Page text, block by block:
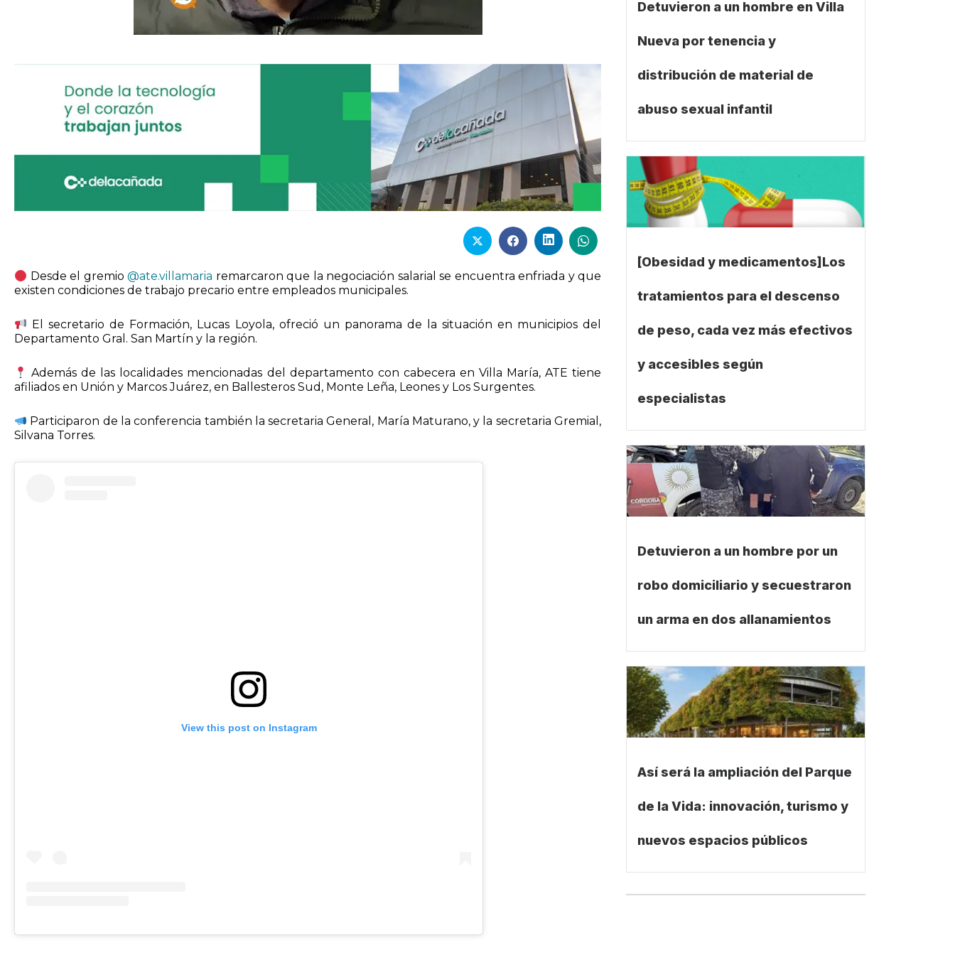
Desde el gremio@ate.villamaria remarcaron que la negociación salarial se encuentra enfriada y que
existen condiciones de trabajo precario entre empleados municipales.
El secretario de Formación, Lucas Loyola, ofreció un panorama de la situación en municipios del
Departamento Gral. San Martín y la región.
Además de las localidades mencionadas del departamento con cabecera en Villa María, ATE tiene
afiliados en Unión y Marcos Juárez, en Ballesteros Sud, Monte Leña, Leones y Los Surgentes.
Participaron de la conferencia también la secretaria General, María Maturano, y la secretaria Gremial,
Silvana Torres.
View this post on Instagram
Detuvieron a un hombre en Villa
Nueva por tenencia y
distribución de material de
abuso sexual infantil
[Obesidad y medicamentos]Los
tratamientos para el descenso
de peso, cada vez más efectivos
y accesibles según
especialistas
Detuvieron a un hombre por un
robo domiciliario y secuestraron
un arma en dos allanamientos
Así será la ampliación del Parque
de la Vida: innovación, turismo y
nuevos espacios públicos